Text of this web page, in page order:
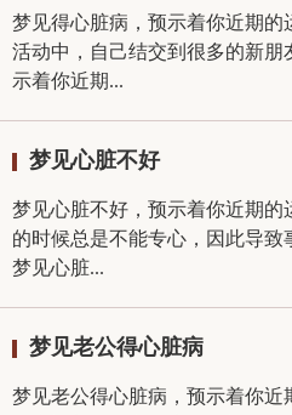
梦见得心脏病，预示着你近期的
活动中，自己结交到很多的新朋
示着你近期...
梦见心脏不好
梦见心脏不好，预示着你近期
的时候总是不能专心，因此导
梦见心脏...
梦见老公得心脏病
梦见老公得心脏病，预示着你